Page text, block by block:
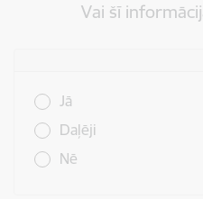
Vai šī
Jā
Daļēji
Nē